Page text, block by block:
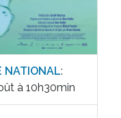
NATIONAL:
à 10h30min